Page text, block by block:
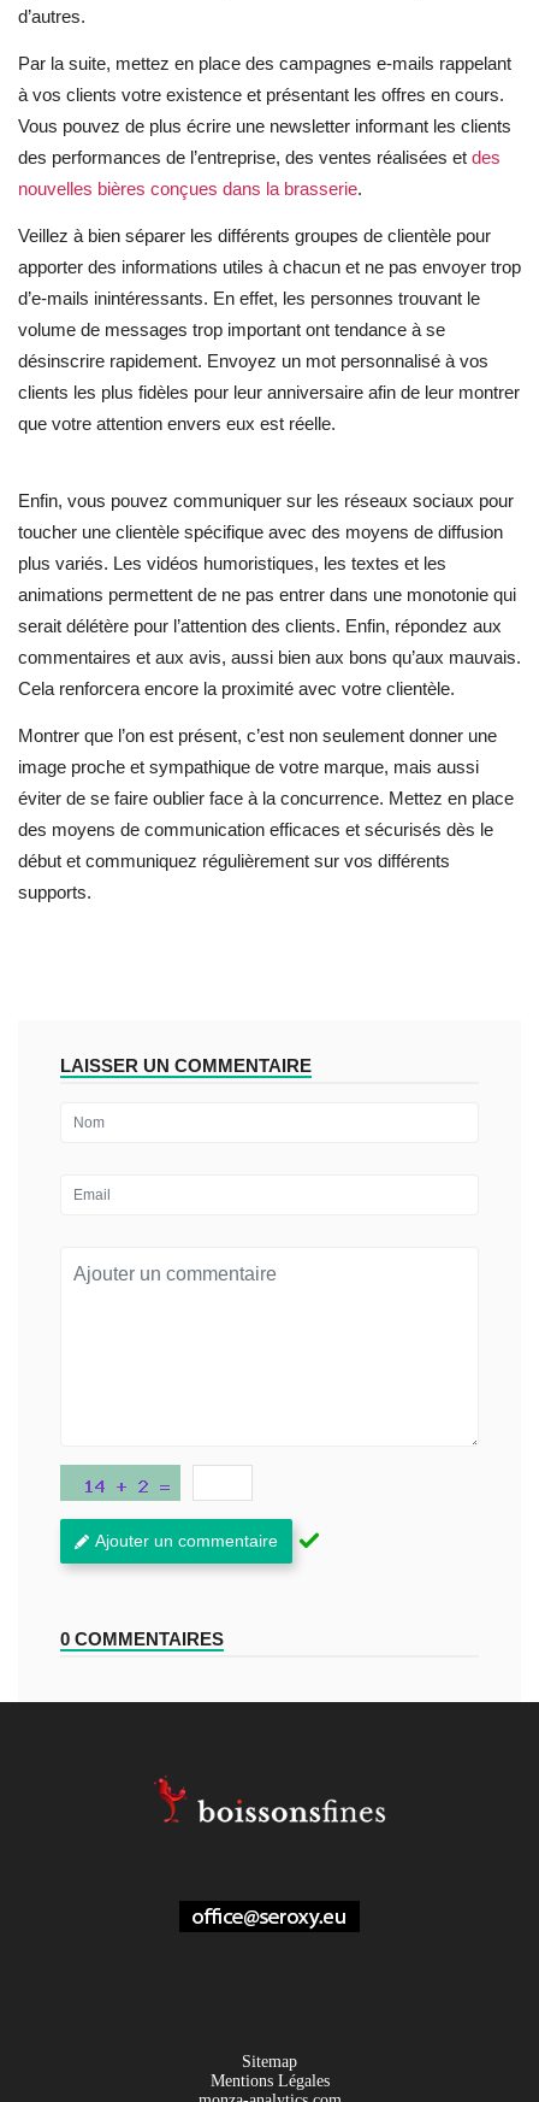
d’autres.
Par la suite, mettez en place des campagnes e-mails rappelant
à vos clients votre existence et présentant les offres en cours.
Vous pouvez de plus écrire une newsletter informant les clients
des performances de l’entreprise, des ventes réalisées et des
nouvelles bières conçues dans la brasserie.
Veillez à bien séparer les différents groupes de clientèle pour
apporter des informations utiles à chacun et ne pas envoyer trop
d’e-mails inintéressants. En effet, les personnes trouvant le
volume de messages trop important ont tendance à se
désinscrire rapidement. Envoyez un mot personnalisé à vos
clients les plus fidèles pour leur anniversaire afin de leur montrer
que votre attention envers eux est réelle.
Enfin, vous pouvez communiquer sur les réseaux sociaux pour
toucher une clientèle spécifique avec des moyens de diffusion
plus variés. Les vidéos humoristiques, les textes et les
animations permettent de ne pas entrer dans une monotonie qui
serait délétère pour l’attention des clients. Enfin, répondez aux
commentaires et aux avis, aussi bien aux bons qu’aux mauvais.
Cela renforcera encore la proximité avec votre clientèle.
Montrer que l’on est présent, c’est non seulement donner une
image proche et sympathique de votre marque, mais aussi
éviter de se faire oublier face à la concurrence. Mettez en place
des moyens de communication efficaces et sécurisés dès le
début et communiquez régulièrement sur vos différents
supports.
LAISSER UN COMMENTAIRE
Ajouter un commentaire
0 COMMENTAIRES
Sitemap
Mentions Légales